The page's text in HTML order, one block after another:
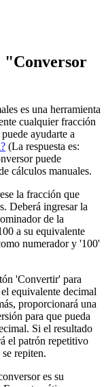
"Conversor
es una herramienta
cualquier fracción
ayudarte a
(La respuesta es:
puede
cálculos manuales.
la fracción que
Deberá ingresar la
de la
a su equivalente
numerador y '100'
'Convertir' para
equivalente decimal
proporcionará una
para que pueda
Si el resultado
el patrón repetitivo
repiten.
es su